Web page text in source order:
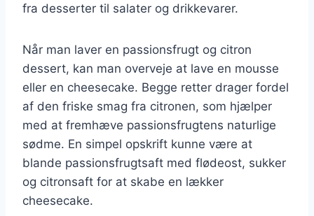
fra desserter til salater og drikkevarer.
Når man laver en passionsfrugt og citron
dessert, kan man overveje at lave en mousse
eller en cheesecake. Begge retter drager fordel
af den friske smag fra citronen, som hjælper
med at fremhæve passionsfrugtens naturlige
sødme. En simpel opskrift kunne være at
blande passionsfrugtsaft med flødeost, sukker
og citronsaft for at skabe en lækker
cheesecake.